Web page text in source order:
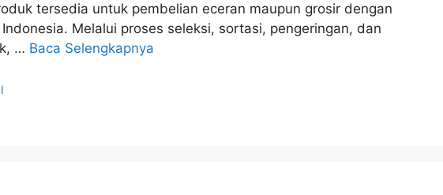
tersedia untuk pembelian eceran maupun grosir dengan
Melalui proses seleksi, sortasi, pengeringan, dan
… Baca Selengkapnya